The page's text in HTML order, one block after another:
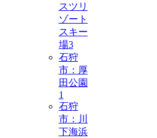
スツリ
ゾート
スキー
場3
石狩
市：厚
田公園
1
石狩
市：川
下海浜